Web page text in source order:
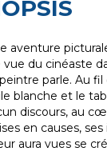
aventure
du cinéaste
parle. Au
blanche et le
discours, au
en causes,
aura vues se